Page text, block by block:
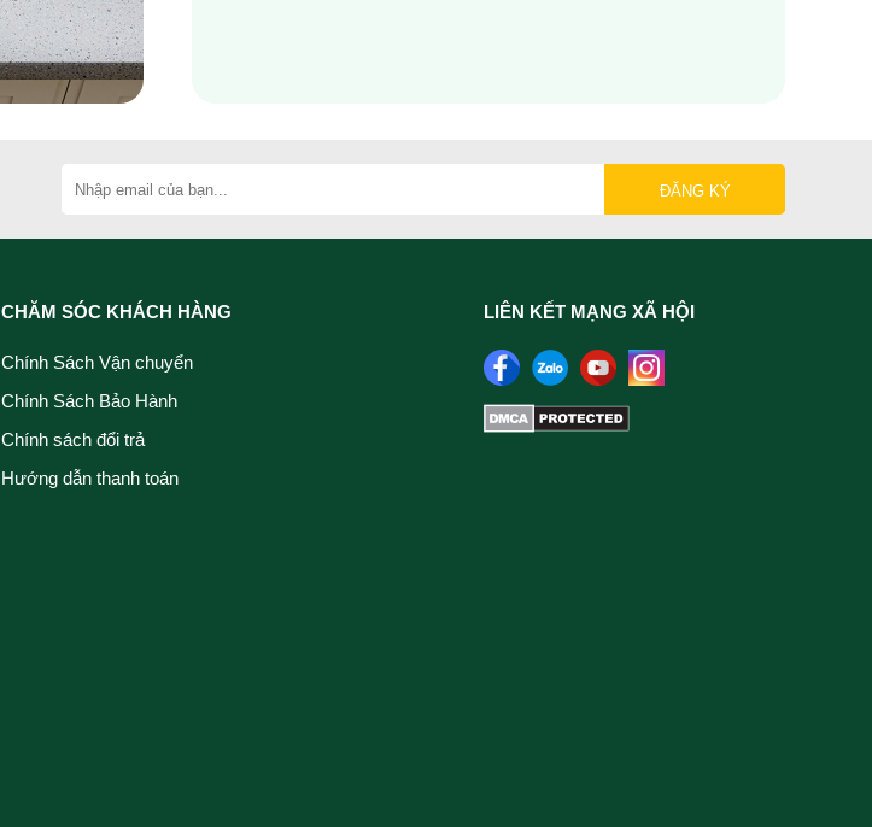
CHĂM SÓC KHÁCH HÀNG
Chính Sách Vận chuyển
Chính Sách Bảo Hành
Chính sách đổi trả
Hướng dẫn thanh toán
LIÊN KẾT MẠNG XÃ HỘI